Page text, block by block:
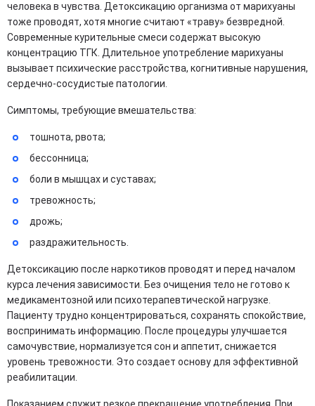
человека в чувства. Детоксикацию организма от марихуаны
тоже проводят, хотя многие считают «траву» безвредной.
Современные курительные смеси содержат высокую
концентрацию ТГК. Длительное употребление марихуаны
вызывает психические расстройства, когнитивные нарушения,
сердечно-сосудистые патологии.
Симптомы, требующие вмешательства:
тошнота, рвота;
бессонница;
боли в мышцах и суставах;
тревожность;
дрожь;
раздражительность.
Детоксикацию после наркотиков проводят и перед началом
курса лечения зависимости. Без очищения тело не готово к
медикаментозной или психотерапевтической нагрузке.
Пациенту трудно концентрироваться, сохранять спокойствие,
воспринимать информацию. После процедуры улучшается
самочувствие, нормализуется сон и аппетит, снижается
уровень тревожности. Это создает основу для эффективной
реабилитации.